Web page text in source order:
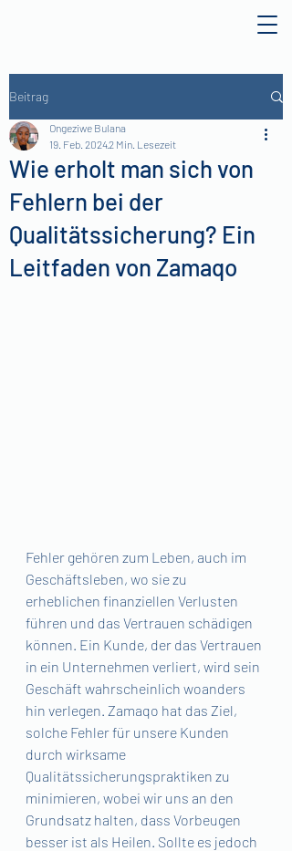
Beitrag
Wie erholt man sich von
Fehlern bei der
Qualitätssicherung? Ein
Leitfaden von Zamaqo
Ongeziwe Bulana
19. Feb. 20242 Min. Lesezeit
Fehler gehören zum Leben, auch im
Geschäftsleben, wo sie zu
erheblichen finanziellen Verlusten
führen und das Vertrauen schädigen
können. Ein Kunde, der das Vertrauen
in ein Unternehmen verliert, wird sein
Geschäft wahrscheinlich woanders
hin verlegen. Zamaqo hat das Ziel,
solche Fehler für unsere Kunden
durch wirksame
Qualitätssicherungspraktiken zu
minimieren, wobei wir uns an den
Grundsatz halten, dass Vorbeugen
besser ist als Heilen. Sollte es jedoch